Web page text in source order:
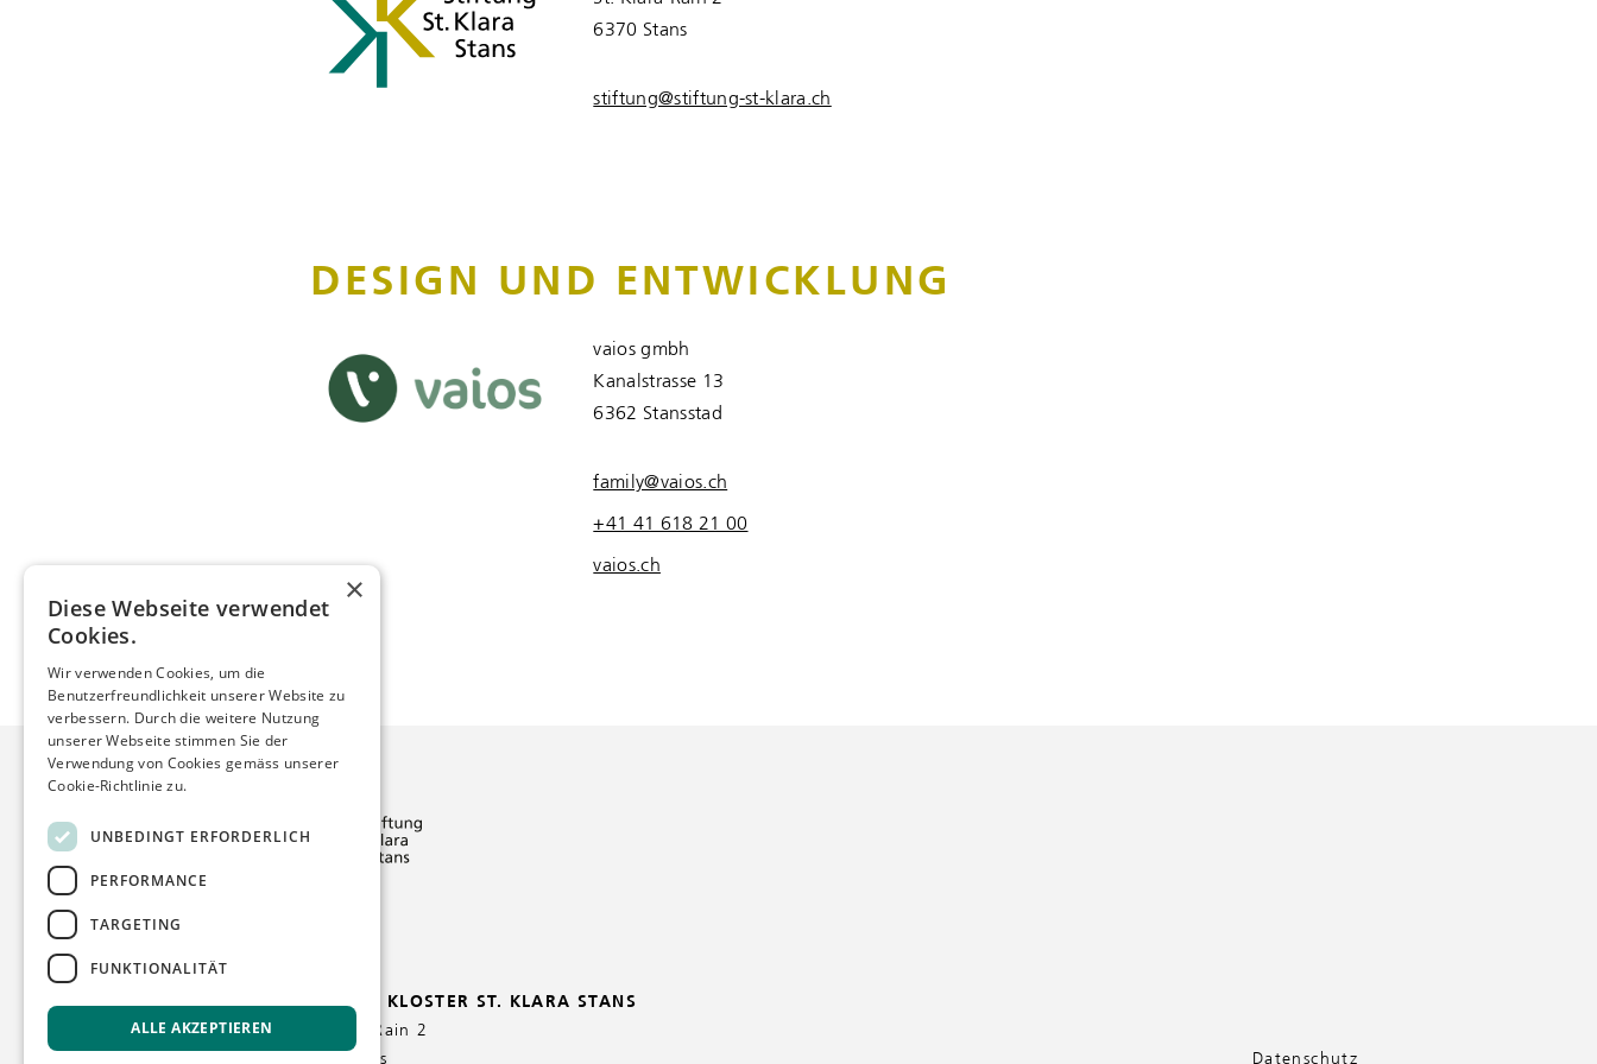
6370 Stans
stiftung@stiftung-st-klara.ch
DESIGN UND ENTWICKLUNG
vaios gmbh
Kanalstrasse 13
6362 Stansstad
family@vaios.ch
+41 41 618 21 00
vaios.ch
STIFTUNG KLOSTER ST. KLARA STANS
St. Klara-Rain 2
6370 Stans
Datenschutz
×
Diese Webseite verwendet
Cookies.
Wir verwenden Cookies, um die
Benutzerfreundlichkeit unserer Website zu
verbessern. Durch die weitere Nutzung
unserer Webseite stimmen Sie der
Verwendung von Cookies gemäss unserer
Cookie-Richtlinie zu.
UNBEDINGT ERFORDERLICH
PERFORMANCE
TARGETING
FUNKTIONALITÄT
ALLE AKZEPTIEREN